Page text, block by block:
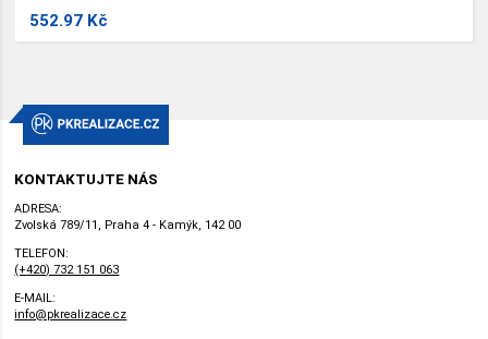
552.97 Kč
KONTAKTUJTE NÁS
ADRESA:
Zvolská 789/11, Praha 4 - Kamýk, 142 00
TELEFON:
(+420) 732 151 063
E-MAIL:
info@pkrealizace.cz